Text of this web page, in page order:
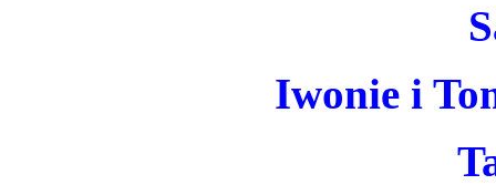
Iwonie i